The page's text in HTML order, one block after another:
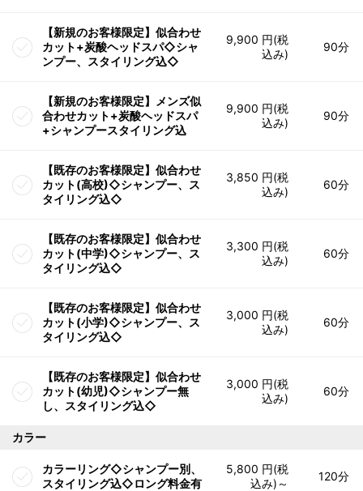
【新規のお客様限定】似合わせ
カット+炭酸ヘッドスパ◇シャ
ンプー、スタイリング込◇
9,900 円(税
込み)
90分
【新規のお客様限定】メンズ似
合わせカット+炭酸ヘッドスパ
+シャンプースタイリング込
9,900 円(税
込み)
90分
【既存のお客様限定】似合わせ
カット(高校)◇シャンプー、ス
タイリング込◇
3,850 円(税
込み)
60分
【既存のお客様限定】似合わせ
カット(中学)◇シャンプー、ス
タイリング込◇
3,300 円(税
込み)
60分
【既存のお客様限定】似合わせ
カット(小学)◇シャンプー、ス
タイリング込◇
3,000 円(税
込み)
60分
【既存のお客様限定】似合わせ
カット(幼児)◇シャンプー無
し、スタイリング込◇
3,000 円(税
込み)
60分
カラー
カラーリング◇シャンプー別、
スタイリング込◇ロング料金有
5,800 円(税
込み)～
120分